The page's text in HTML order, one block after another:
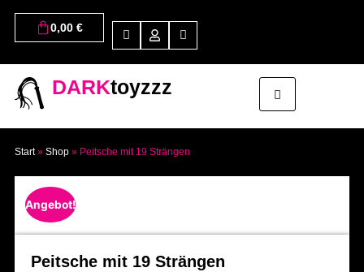
0,00 €
DARKtoyzzz
Start» Shop» Peitsche mit 19 Strängen
Angebot!
Peitsche mit 19 Strängen